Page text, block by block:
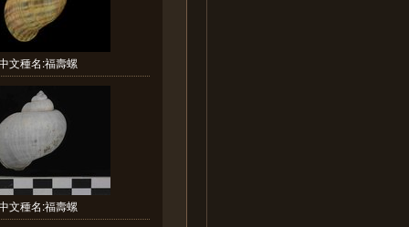
文種名:福壽螺
文種名:福壽螺